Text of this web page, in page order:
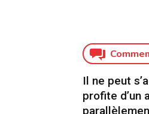
1927
Il ne peut
profite d’un